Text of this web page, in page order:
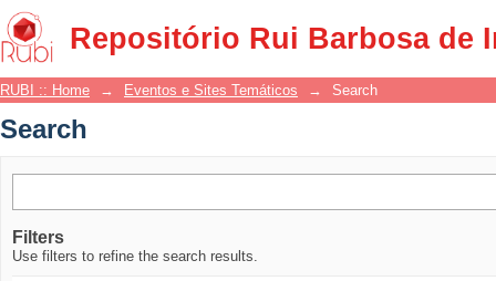
Repositório Rui Barbosa de
Search
RUBI :: Home → Eventos e Sites Temáticos → Search
Search
Filters
Use filters to refine the search results.